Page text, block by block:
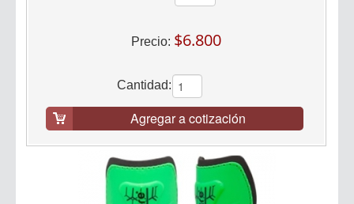
Precio: $6.800
Cantidad:
Agregar a cotización